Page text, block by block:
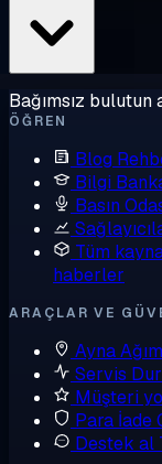
Bağımsız
ÖĞREN
Blog
Bilgi
Basın
Tüm
haberler
ARAÇLAR VE
Ayna
Servis
Müşteri
Para İade
Destek al